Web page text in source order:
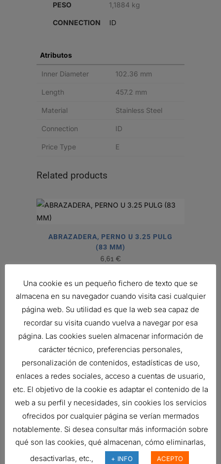
PESO 1,1884 kg
CONNECTION ID
Atributos
Inner Diameter 102.36 mm
Length 457.2 mm
Material Stainless Steel
Connection ID
Price Type E
Related products
ABRAZADERA, PERNO U 3.25 PULG
(83 MM)
6,61 €
ABRAZADERA, PERNO U 5 PULG (127
MM) ZINC
12,61€
Ref:P206603
ABRAZADERA, PERNO U 4 PULG (102
MM) ZINC
12,24€
P206602
Una cookie es un pequeño fichero de texto que se
almacena en su navegador cuando visita casi cualquier
página web. Su utilidad es que la web sea capaz de
recordar su visita cuando vuelva a navegar por esa
página. Las cookies suelen almacenar información de
carácter técnico, preferencias personales,
personalización de contenidos, estadísticas de uso,
enlaces a redes sociales, acceso a cuentas de usuario,
etc. El objetivo de la cookie es adaptar el contenido de la
web a su perfil y necesidades, sin cookies los servicios
ofrecidos por cualquier página se verían mermados
notablemente. Si desea consultar más información sobre
qué son las cookies, qué almacenan, cómo eliminarlas,
desactivarlas, etc.,
+ INFO ACEPTO